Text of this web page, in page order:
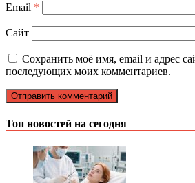
Email *
Сайт
Сохранить моё имя, email и адрес
последующих моих комментариев.
Топ новостей на сегодня